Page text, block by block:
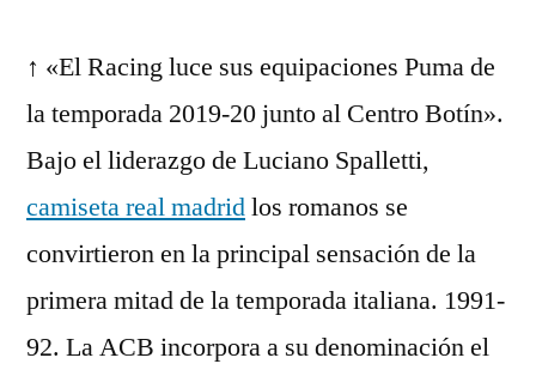
↑ «El Racing luce sus equipaciones Puma de
la temporada 2019-20 junto al Centro Botín».
Bajo el liderazgo de Luciano Spalletti,
camiseta real madridlos romanos se
convirtieron en la principal sensación de la
primera mitad de la temporada italiana. 1991-
92. La ACB incorpora a su denominación el